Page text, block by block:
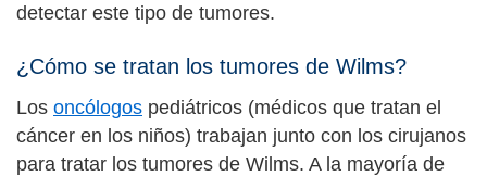
detectar este tipo de tumores.
¿Cómo se tratan los tumores de Wilms?
Los oncólogos pediátricos (médicos que tratan el
cáncer en los niños) trabajan junto con los cirujanos
para tratar los tumores de Wilms. A la mayoría de